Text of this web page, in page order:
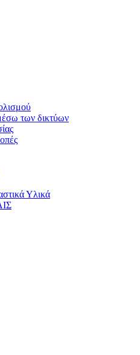
των δικτύων
Υλικά